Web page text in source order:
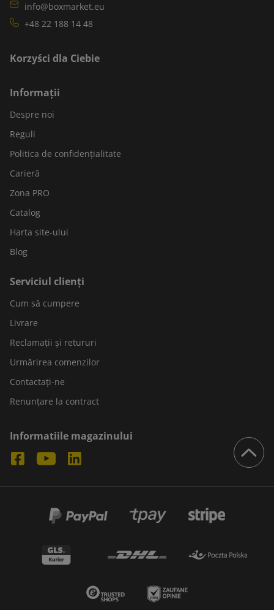
info@boxmarket.eu
+48 22 188 14 48
Korzyści dla Ciebie
Informații
Despre noi
Reguli
Politica de confidențialitate
Carieră
Zona PRO
Catalog
Harta site-ului
Blog
Serviciul clienți
Cum să cumpere
Livrare
Reclamații și retururi
Urmărirea comenzilor
Contactați-ne
Renunțare la contract
Informatiile magazinului